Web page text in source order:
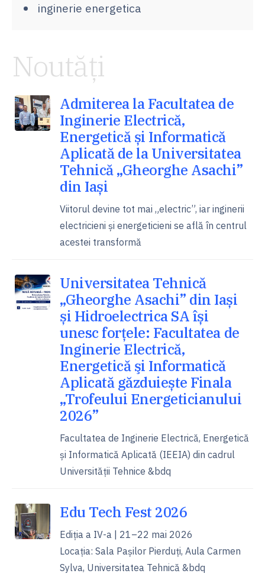
inginerie energetica
Noutăți
Admiterea la Facultatea de
Inginerie Electrică,
Energetică și Informatică
Aplicată de la Universitatea
Tehnică „Gheorghe Asachi”
din Iași
Viitorul devine tot mai „electric”, iar inginerii
electricieni și energeticieni se află în centrul
acestei transformă
Universitatea Tehnică
„Gheorghe Asachi” din Iași
și Hidroelectrica SA își
unesc forțele: Facultatea de
Inginerie Electrică,
Energetică şi Informatică
Aplicată găzduiește Finala
„Trofeului Energeticianului
2026”
Facultatea de Inginerie Electrică, Energetică
şi Informatică Aplicată (IEEIA) din cadrul
Universității Tehnice &bdq
Edu Tech Fest 2026
Ediția a IV-a | 21–22 mai 2026
Locația: Sala Pașilor Pierduți, Aula Carmen
Sylva, Universitatea Tehnică &bdq